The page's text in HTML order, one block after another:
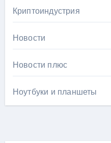
Криптоиндустрия
Новости
Новости плюс
Ноутбуки и планшеты